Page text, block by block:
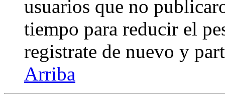
usuarios que no
tiempo para reducir el
registrate de nuevo y
Arriba